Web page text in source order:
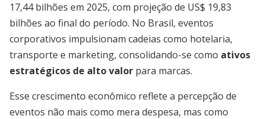
17,44 bilhões em 2025, com projeção de US$ 19,83
bilhões ao final do período. No Brasil, eventos
corporativos impulsionam cadeias como hotelaria,
transporte e marketing, consolidando-se como ativos
estratégicos de alto valor para marcas.
Esse crescimento econômico reflete a percepção de
eventos não mais como mera despesa, mas como